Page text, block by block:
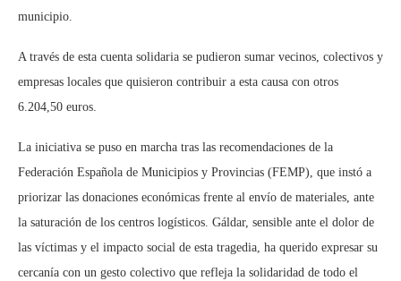
municipio.
A través de esta cuenta solidaria se pudieron sumar vecinos, colectivos y
empresas locales que quisieron contribuir a esta causa con otros
6.204,50 euros.
La iniciativa se puso en marcha tras las recomendaciones de la
Federación Española de Municipios y Provincias (FEMP), que instó a
priorizar las donaciones económicas frente al envío de materiales, ante
la saturación de los centros logísticos. Gáldar, sensible ante el dolor de
las víctimas y el impacto social de esta tragedia, ha querido expresar su
cercanía con un gesto colectivo que refleja la solidaridad de todo el